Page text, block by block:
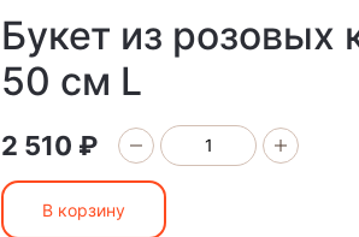
Букет из розовых
50 см L
2 510 ₽
В корзину